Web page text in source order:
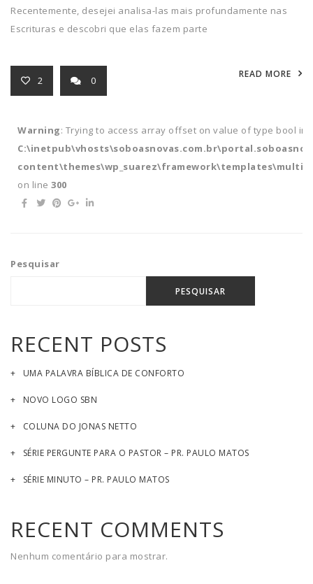
Recentemente, desejei analisa-las mais profundamente nas
Escrituras e descobri que elas fazem parte
READ MORE
2 0
Warning: Trying to access array offset on value of type bool in
on line 300
Pesquisar
PESQUISAR
RECENT POSTS
UMA PALAVRA BÍBLICA DE CONFORTO
NOVO LOGO SBN
COLUNA DO JONAS NETTO
SÉRIE PERGUNTE PARA O PASTOR – PR. PAULO MATOS
SÉRIE MINUTO – PR. PAULO MATOS
RECENT COMMENTS
Nenhum comentário para mostrar.